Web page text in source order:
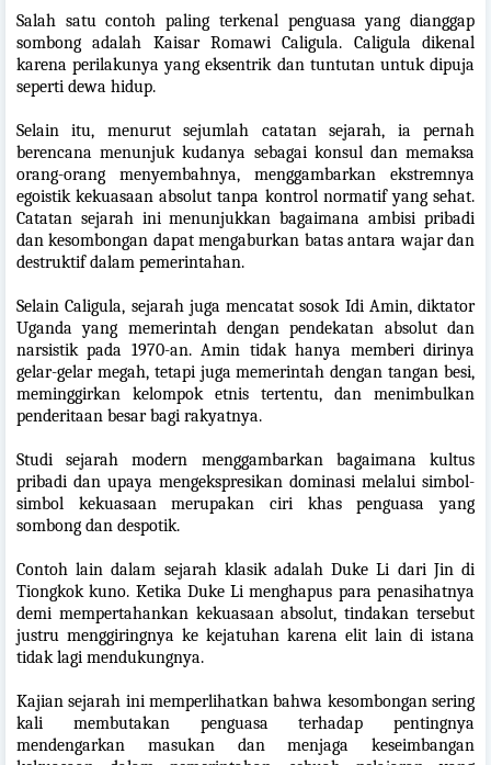
Salah satu contoh paling terkenal penguasa yang dianggap
sombong adalah Kaisar Romawi Caligula. Caligula dikenal
karena perilakunya yang eksentrik dan tuntutan untuk dipuja
seperti dewa hidup.
Selain itu, menurut sejumlah catatan sejarah, ia pernah
berencana menunjuk kudanya sebagai konsul dan memaksa
orang-orang menyembahnya, menggambarkan ekstremnya
egoistik kekuasaan absolut tanpa kontrol normatif yang sehat.
Catatan sejarah ini menunjukkan bagaimana ambisi pribadi
dan kesombongan dapat mengaburkan batas antara wajar dan
destruktif dalam pemerintahan.
Selain Caligula, sejarah juga mencatat sosok Idi Amin, diktator
Uganda yang memerintah dengan pendekatan absolut dan
narsistik pada 1970-an. Amin tidak hanya memberi dirinya
gelar-gelar megah, tetapi juga memerintah dengan tangan besi,
meminggirkan kelompok etnis tertentu, dan menimbulkan
penderitaan besar bagi rakyatnya.
Studi sejarah modern menggambarkan bagaimana kultus
pribadi dan upaya mengekspresikan dominasi melalui simbol-
simbol kekuasaan merupakan ciri khas penguasa yang
sombong dan despotik.
Contoh lain dalam sejarah klasik adalah Duke Li dari Jin di
Tiongkok kuno. Ketika Duke Li menghapus para penasihatnya
demi mempertahankan kekuasaan absolut, tindakan tersebut
justru menggiringnya ke kejatuhan karena elit lain di istana
tidak lagi mendukungnya.
Kajian sejarah ini memperlihatkan bahwa kesombongan sering
kali membutakan penguasa terhadap pentingnya
mendengarkan masukan dan menjaga keseimbangan